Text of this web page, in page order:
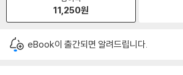
11,250원
eBook이 출간되면 알려드립니다.